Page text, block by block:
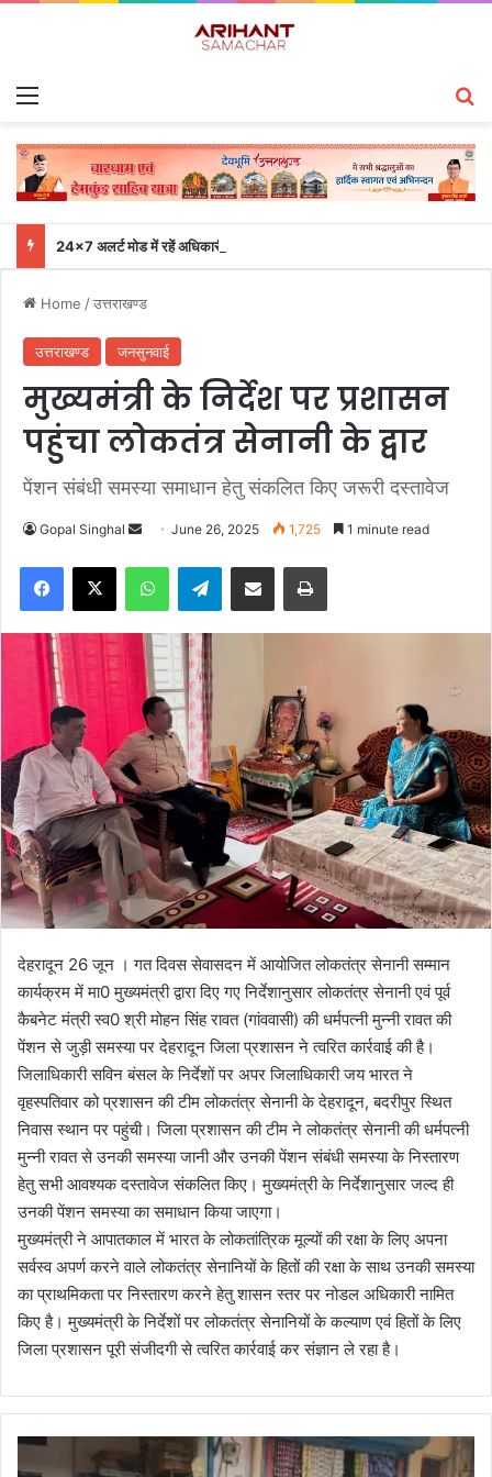
Home /उत्तराखण्ड
उत्तराखण्ड जनसुनवाई
मुख्यमंत्री के निर्देश पर प्रशासन
पहुंचा लोकतंत्र सेनानी के द्वार
पेंशन संबंधी समस्या समाधान हेतु संकलित किए जरूरी दस्तावेज
Gopal Singhal
n
d
a
n
e
m
a
l
June 26, 2025 1,725 1 minute read
Telegram
देहरादून 26 जून । गत दिवस सेवासदन में आयोजित लोकतंत्र सेनानी सम्मान
कार्यक्रम में मा0 मुख्यमंत्री द्वारा दिए गए निर्देशानुसार लोकतंत्र सेनानी एवं पूर्व
कैबनेट मंत्री स्व0 श्री मोहन सिंह रावत (गांववासी) की धर्मपत्नी मुन्नी रावत की
पेंशन से जुड़ी समस्या पर देहरादून जिला प्रशासन ने त्वरित कार्रवाई की है।
जिलाधिकारी सविन बंसल के निर्देशों पर अपर जिलाधिकारी जय भारत ने
वृहस्पतिवार को प्रशासन की टीम लोकतंत्र सेनानी के देहरादून, बदरीपुर स्थित
निवास स्थान पर पहुंची। जिला प्रशासन की टीम ने लोकतंत्र सेनानी की धर्मपत्नी
मुन्नी रावत से उनकी समस्या जानी और उनकी पेंशन संबंधी समस्या के निस्तारण
हेतु सभी आवश्यक दस्तावेज संकलित किए। मुख्यमंत्री के निर्देशानुसार जल्द ही
उनकी पेंशन समस्या का समाधान किया जाएगा।
मुख्यमंत्री ने आपातकाल में भारत के लोकतांत्रिक मूल्यों की रक्षा के लिए अपना
सर्वस्व अपर्ण करने वाले लोकतंत्र सेनानियों के हितों की रक्षा के साथ उनकी समस्या
का प्राथमिकता पर निस्तारण करने हेतु शासन स्तर पर नोडल अधिकारी नामित
किए है। मुख्यमंत्री के निर्देशों पर लोकतंत्र सेनानियों के कल्याण एवं हितों के लिए
जिला प्रशासन पूरी संजीदगी से त्वरित कार्रवाई कर संज्ञान ले रहा है।
से
ला